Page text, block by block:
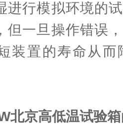
进行模拟环境的
但一旦操作错误
装置的寿命从而
北京高低温试验箱